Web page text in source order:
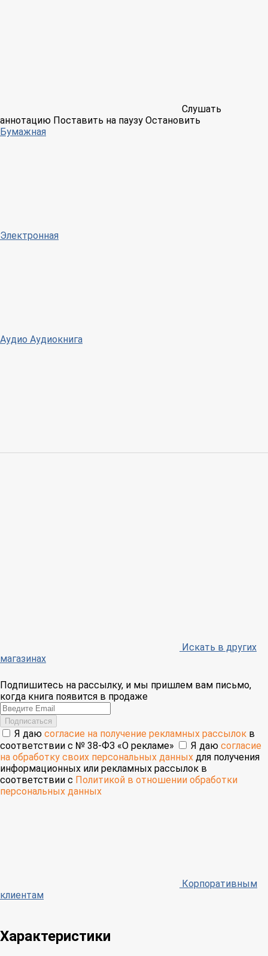
Слушать
аннотацию Поставить на паузу Остановить
Бумажная
Электронная
Аудио Аудиокнига
Искать в других
магазинах
Подпишитесь на рассылку, и мы пришлем вам письмо,
когда книга появится в продаже
Email
Подписаться
Я даю согласие на получение рекламных рассылок в
соответствии с № 38-ФЗ «О рекламе»
Я даю согласие
на обработку своих персональных данных для получения
информационных или рекламных рассылок в
соответствии с Политикой в отношении обработки
персональных данных
Корпоративным
клиентам
Характеристики